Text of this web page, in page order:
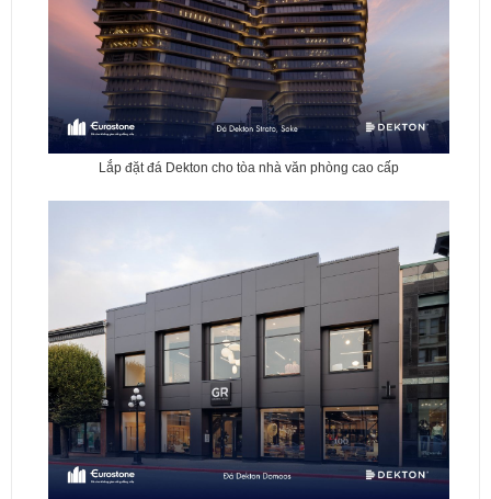
Lắp đặt đá Dekton cho tòa nhà văn phòng cao cấp